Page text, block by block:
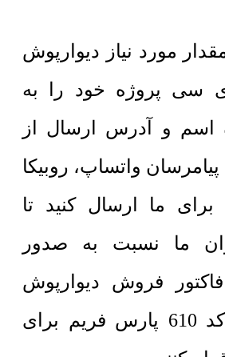
مورد نیاز دیوارپوش
سی پروژه خود را به
اسم و آدرس ارسال از
واتساپ، روبیکا
برای ما ارسال کنید تا
ما نسبت به صدور
فروش دیوارپوش
PVC کد 610 پارس فریم برای